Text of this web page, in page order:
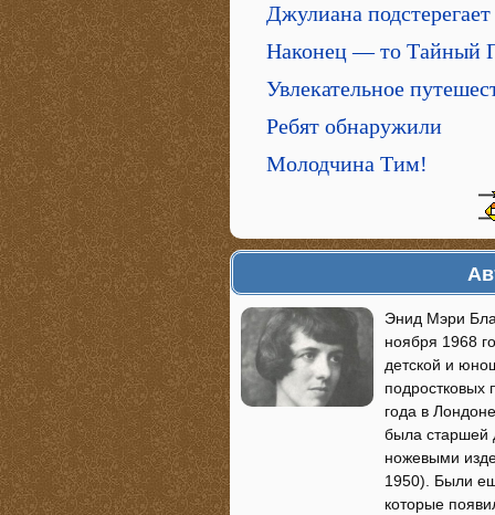
Джулиана
Наконец — то Тайный
Увлекательное
Ребят обнаружили
Молодчина Тим!
Энид Мэри
ноября 1968
детской и
подростковых
года в
была старшей
ножевыми
1950). Были
которые